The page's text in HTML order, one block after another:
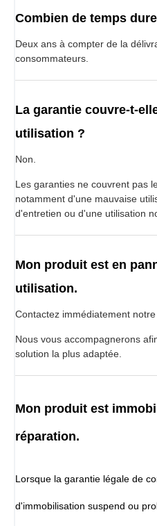
Combien de temps
Deux ans à compter de la
consommateurs.
La garantie couvre-t-
utilisation ?
Non.
Les garanties ne couvrent pas
notamment d'une mauvaise
d'entretien ou d'une utilisation
Mon produit est en
utilisation.
Contactez immédiatement notre
Nous vous accompagnerons
solution la plus adaptée.
Mon produit est
réparation.
Lorsque la garantie légale de
d'immobilisation suspend ou